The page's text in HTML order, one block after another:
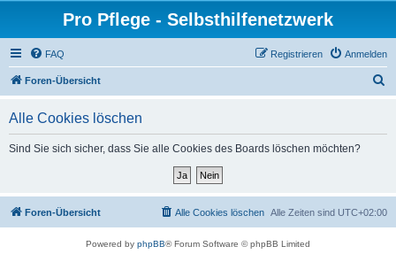
Pro Pflege - Selbsthilfenetzwerk
FAQ Anmelden
Registrieren
Foren-Übersicht
Alle Cookies löschen
Sind Sie sich sicher, dass Sie alle Cookies des Boards löschen möchten?
Foren-Übersicht Alle Zeiten sind UTC+02:00
Alle Cookies löschen
Powered by phpBB® Forum Software © phpBB Limited